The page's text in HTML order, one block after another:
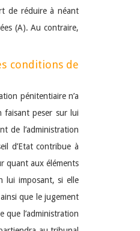
de réduire à néant
(A). Au contraire,
conditions de
pénitentiaire n’a
faisant peser sur lui
de l’administration
d’Etat contribue à
quant aux éléments
lui imposant, si elle
que le jugement
que l’administration